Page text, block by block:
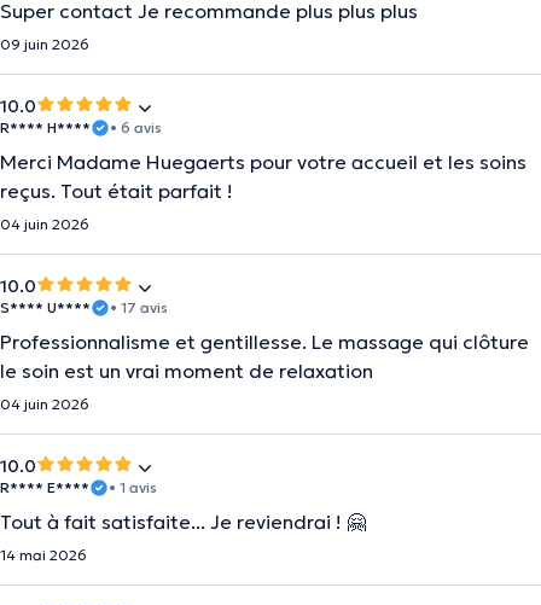
Super contact Je recommande plus plus plus
09 juin 2026
10.0
R**** H**** • 6 avis
Merci Madame Huegaerts pour votre accueil et les soins
reçus. Tout était parfait !
04 juin 2026
10.0
S**** U**** • 17 avis
Professionnalisme et gentillesse. Le massage qui clôture
le soin est un vrai moment de relaxation
04 juin 2026
10.0
R**** E**** • 1 avis
Tout à fait satisfaite... Je reviendrai ! 🤗
14 mai 2026